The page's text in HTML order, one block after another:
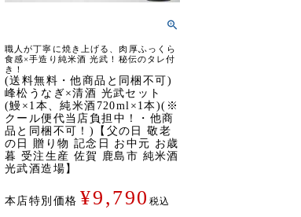
職人が丁寧に焼き上げる、肉厚ふっくら
食感×手造り純米酒 光武！秘伝のタレ付
き！
(送料無料・他商品と同梱不可)
峰松うなぎ×清酒 光武セット
(鰻×1本、純米酒720ml×1本)(※
クール便代当店負担中！・他商
品と同梱不可！)【父の日 敬老
の日 贈り物 記念日 お中元 お歳
暮 受注生産 佐賀 鹿島市 純米酒
光武酒造場】
本店特別価格 ¥9,790税込